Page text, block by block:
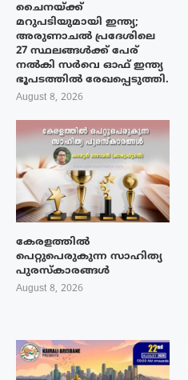
ചൈനയ്ക്ക്
മറുപടിയുമായി ഇന്ത്യ;
അരുണാചൽ പ്രദേശിലെ
27 സ്ഥലങ്ങൾക്ക് പേര്
നൽകി സർവെ ഓഫ് ഇന്ത്യ
ഭൂപടത്തിൽ രേഖപ്പെടുത്തി.
August 8, 2026
കേരളത്തിൽ
പെറ്റുപെരുകുന്ന സാഹിത്യ
പുരസ്‌കാരങ്ങൾ
August 8, 2026